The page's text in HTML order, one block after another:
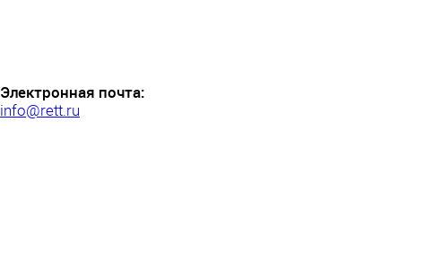
Электронная почта:
info@rett.ru